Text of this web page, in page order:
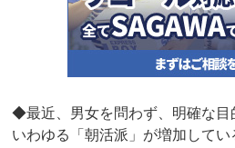
◆最近、男女を問わず、明確な目
いわゆる「朝活派」が増加して